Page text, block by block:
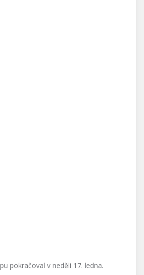
pokračoval v neděli 17. ledna.